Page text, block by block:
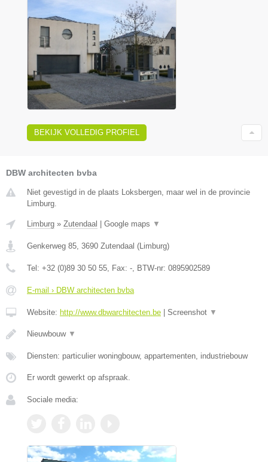
BEKIJK VOLLEDIG PROFIEL
DBW architecten bvba
Niet gevestigd in de plaats Loksbergen, maar wel in de provincie
Limburg.
Limburg » Zutendaal Google maps ▼
Genkerweg 85 3690 Zutendaal ( Limburg)
Tel: +32 (0)89 30 50 55 , Fax: - , BTW-nr: 0895902589
E-mail › DBW architecten bvba
Website: http://www.dbwarchitecten.be Screenshot ▼
Nieuwbouw ▼
Diensten: particulier woningbouw, appartementen, industriebouw
Er wordt gewerkt op afspraak.
Sociale media: